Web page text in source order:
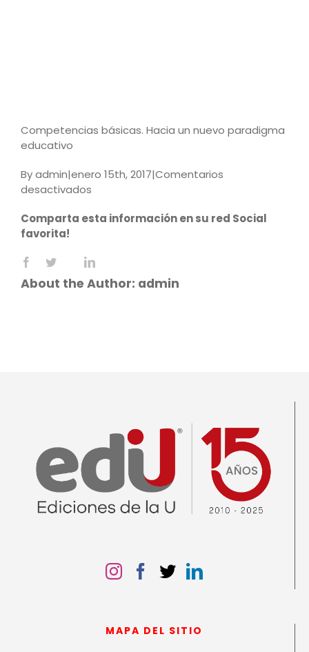
Competencias básicas. Hacia un nuevo paradigma
educativo
Byadmin|enero 15th, 2017|Comentarios
desactivados
básicas.
nuevo
paradigma
Comparta esta información en su red Social
favorita!
Facebook
X RedditLinkedIn
About the Author: admin
MAPA DEL SITIO